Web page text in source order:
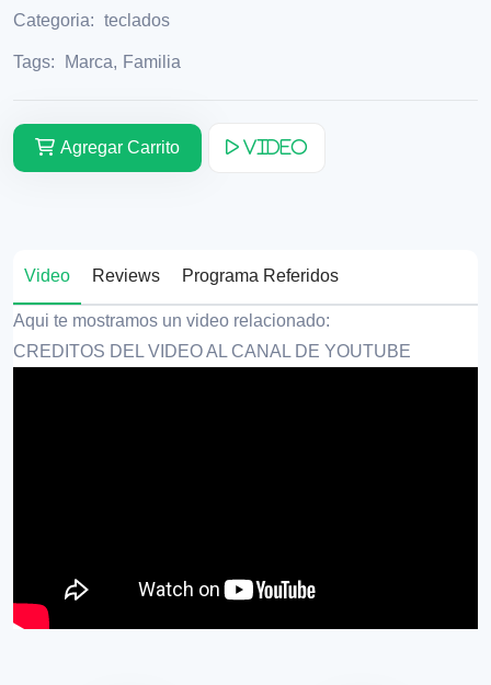
Categoria: teclados
Tags: Marca, Familia
Agregar Carrito Video
Video Reviews Programa Referidos
Aqui te mostramos un video relacionado:
CREDITOS DEL VIDEO AL CANAL DE YOUTUBE